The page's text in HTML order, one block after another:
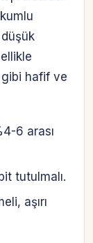
gibi hafif ve
6 arası
tutulmalı.
aşırı